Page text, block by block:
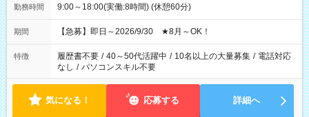
勤務時間 9:00～18:00(実働:8時間) (休憩60分)
期間 【急募】即日～2026/9/30 ★8月～OK！
特徴 履歴書不要 / 40～50代活躍中 / 10名以上の大量募集 / 電話対応
なし / パソコンスキル不要
気になる！ 応募する 詳細へ